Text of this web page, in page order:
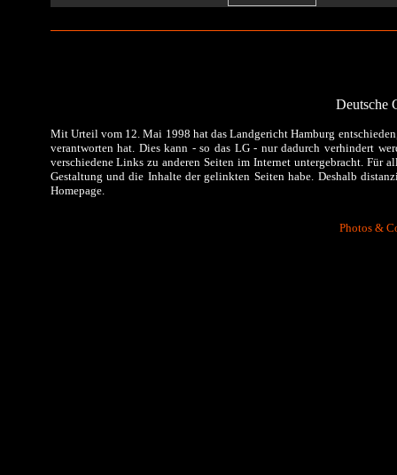
Deutsche
Mit Urteil vom 12. Mai 1998 hat das Landgericht Hamburg
verantworten hat. Dies kann - so das LG - nur dadurch verhindert
verschiedene Links zu anderen Seiten im Internet untergebracht.
Gestaltung und die Inhalte der gelinkten Seiten habe. Deshalb
Homepage.
Photos &